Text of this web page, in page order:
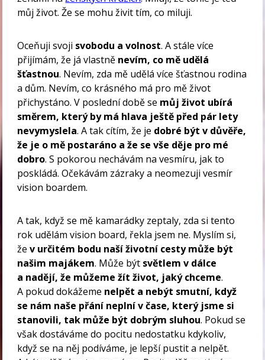
můj život. Že se mohu živit tím, co miluji.
Oceňuji svoji svobodu a volnost. A stále více
přijímám, že já vlastně nevím, co mě udělá
šťastnou. Nevím, zda mě udělá více šťastnou rodina
a dům. Nevím, co krásného má pro mě život
přichystáno. V poslední době se můj život ubírá
směrem, který by má hlava ještě před pár lety
nevymyslela. A tak cítím, že je dobré být v důvěře,
že je o mě postaráno a že se vše děje pro mé
dobro. S pokorou nechávám na vesmíru, jak to
poskládá. Očekávám zázraky a neomezuji vesmír
vision boardem.
A tak, když se mě kamarádky zeptaly, zda si tento
rok udělám vision board, řekla jsem ne. Myslím si,
žev určitém bodu naší životní cesty může být
našim majákem. Může být světlem v dálce
a nadějí, že můžeme žít život, jaký chceme.
A pokud dokážeme nelpět a nebýt smutní, když
se nám naše přání neplní v čase, který jsme si
stanovili, tak může být dobrým sluhou. Pokud se
však dostáváme do pocitu nedostatku kdykoliv,
když se na něj podíváme, je lepší pustit a nelpět.